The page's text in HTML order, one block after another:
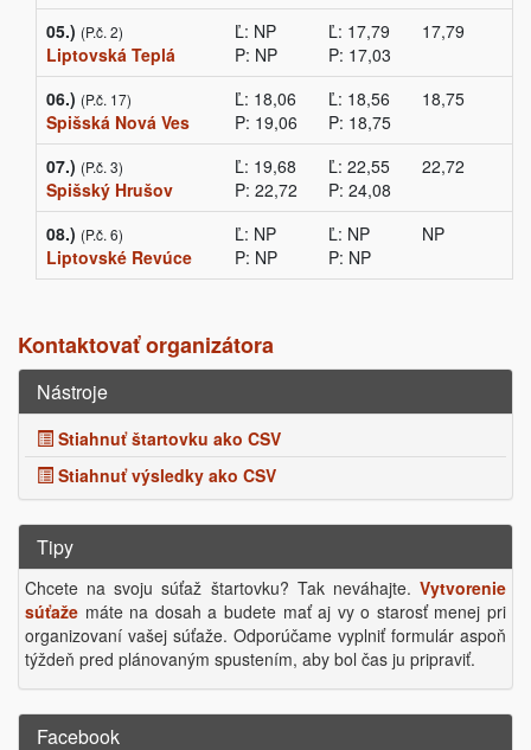
05.) (P.č. 2)
Liptovská Teplá
Ľ: NP
P: NP
Ľ: 17,79
P: 17,03
17,79
06.) (P.č. 17)
Spišská Nová Ves
Ľ: 18,06
P: 19,06
Ľ: 18,56
P: 18,75
18,75
07.) (P.č. 3)
Spišský Hrušov
Ľ: 19,68
P: 22,72
Ľ: 22,55
P: 24,08
22,72
08.) (P.č. 6)
Liptovské Revúce
Ľ: NP
P: NP
Ľ: NP
P: NP
NP
Kontaktovať organizátora
Nástroje
Stiahnuť štartovku ako CSV
Stiahnuť výsledky ako CSV
Tipy
Chcete na svoju súťaž štartovku? Tak neváhajte. Vytvorenie
súťaže máte na dosah a budete mať aj vy o starosť menej pri
organizovaní vašej súťaže. Odporúčame vyplniť formulár aspoň
týždeň pred plánovaným spustením, aby bol čas ju pripraviť.
Facebook